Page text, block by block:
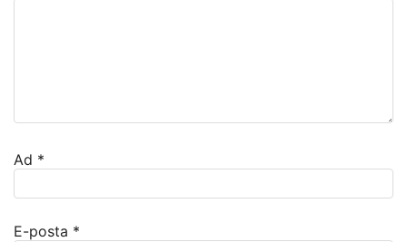
Ad *
E-posta *